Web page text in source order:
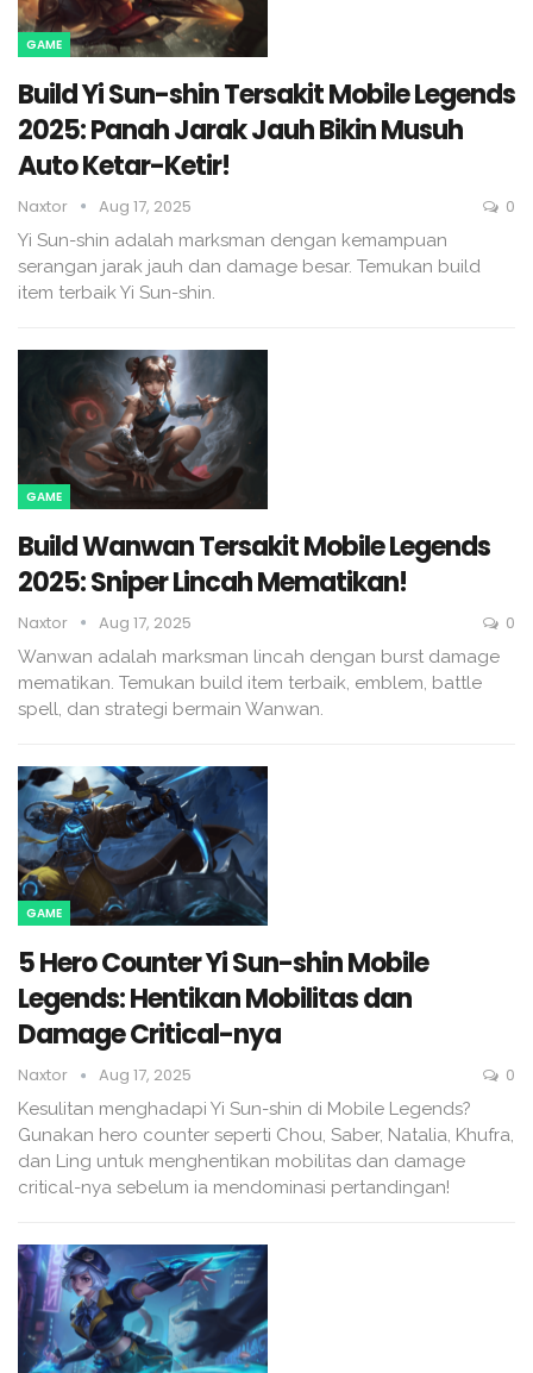
GAME
Build Yi Sun-shin Tersakit Mobile Legends
2025: Panah Jarak Jauh Bikin Musuh
Auto Ketar-Ketir!
Naxtor Aug 17, 2025 0
Yi Sun-shin adalah marksman dengan kemampuan
serangan jarak jauh dan damage besar. Temukan build
item terbaik Yi Sun-shin.
GAME
Build Wanwan Tersakit Mobile Legends
2025: Sniper Lincah Mematikan!
Naxtor Aug 17, 2025 0
Wanwan adalah marksman lincah dengan burst damage
mematikan. Temukan build item terbaik, emblem, battle
spell, dan strategi bermain Wanwan.
GAME
5 Hero Counter Yi Sun-shin Mobile
Legends: Hentikan Mobilitas dan
Damage Critical-nya
Naxtor Aug 17, 2025 0
Kesulitan menghadapi Yi Sun-shin di Mobile Legends?
Gunakan hero counter seperti Chou, Saber, Natalia, Khufra,
dan Ling untuk menghentikan mobilitas dan damage
critical-nya sebelum ia mendominasi pertandingan!